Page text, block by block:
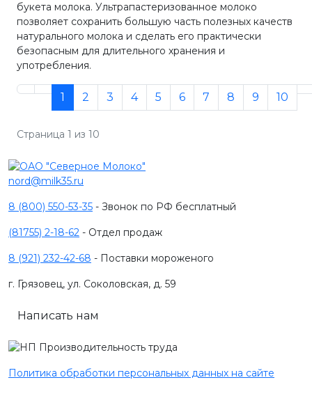
букета молока. Ультрапастеризованное молоко
позволяет сохранить большую часть полезных качеств
натурального молока и сделать его практически
безопасным для длительного хранения и
употребления.
1 2 3 4 5 6 7 8 9 10
Страница 1 из 10
nord@milk35.ru
8 (800) 550-53-35 - Звонок по РФ бесплатный
(81755) 2-18-62 - Отдел продаж
8 (921) 232-42-68 - Поставки мороженого
г. Грязовец, ул. Соколовская, д. 59
Написать нам
Политика обработки персональных данных на сайте